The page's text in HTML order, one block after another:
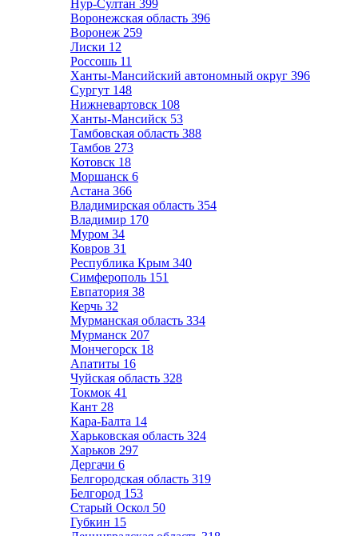
Нур-Султан 399
Воронежская область 396
Воронеж 259
Лиски 12
Россошь 11
Ханты-Мансийский автономный округ 396
Сургут 148
Нижневартовск 108
Ханты-Мансийск 53
Тамбовская область 388
Тамбов 273
Котовск 18
Моршанск 6
Астана 366
Владимирская область 354
Владимир 170
Муром 34
Ковров 31
Республика Крым 340
Симферополь 151
Евпатория 38
Керчь 32
Мурманская область 334
Мурманск 207
Мончегорск 18
Апатиты 16
Чуйская область 328
Токмок 41
Кант 28
Кара-Балта 14
Харьковская область 324
Харьков 297
Дергачи 6
Белгородская область 319
Белгород 153
Старый Оскол 50
Губкин 15